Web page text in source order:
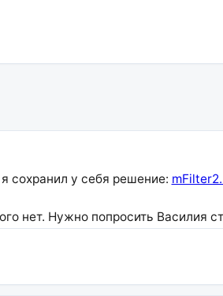
сохранил у себя решение:
нет. Нужно попросить Василия